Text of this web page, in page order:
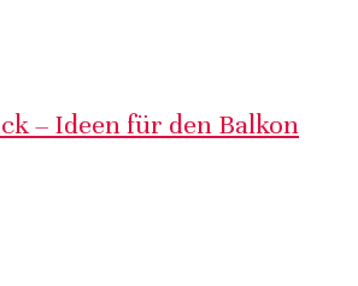
– Ideen für den Balkon